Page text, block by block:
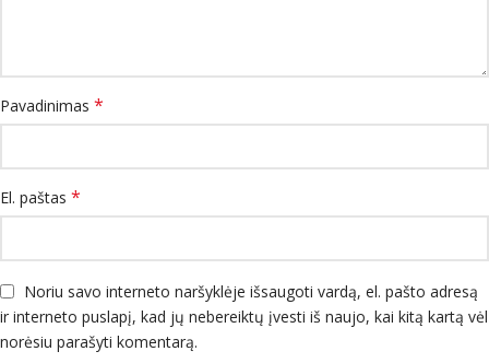
Pavadinimas *
El. paštas *
Noriu savo interneto naršyklėje išsaugoti vardą, el. pašto adresą
ir interneto puslapį, kad jų nebereiktų įvesti iš naujo, kai kitą kartą vėl
norėsiu parašyti komentarą.